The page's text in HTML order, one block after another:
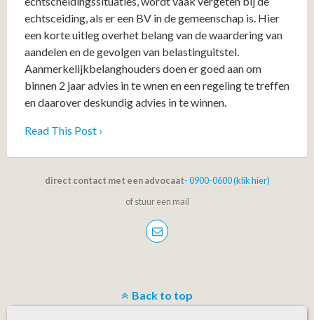
echtsceiding, als er een BV in de gemeenschap is. Hier
een korte uitleg overhet belang van de waardering van
aandelen en de gevolgen van belastinguitstel.
Aanmerkelijkbelanghouders doen er goed aan om
binnen 2 jaar advies in te wnen en een regeling te treffen
en daarover deskundig advies in te winnen.
Read This Post ›
direct contact met een advocaat- 0900-0600 (klik hier)
of stuur een mail
Back to top